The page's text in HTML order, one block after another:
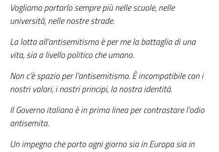
Vogliamo portarlo sempre più nelle scuole, nelle
università, nelle nostre strade.
La lotta all’antisemitismo è per me la battaglia di una
vita, sia a livello politico che umano.
Non c’è spazio per l’antisemitismo. È incompatibile con i
nostri valori, i nostri principi, la nostra identità.
Il Governo italiano è in prima linea per contrastare l’odio
antisemita.
Un impegno che porto ogni giorno sia in Europa sia in